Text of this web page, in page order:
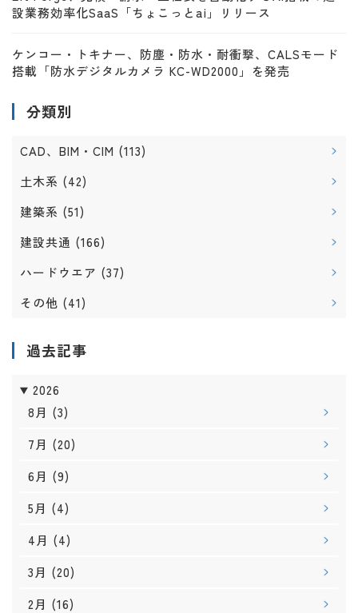
設業務効率化SaaS「ちょこっとai」リリース
ケンコー・トキナー、防塵・防水・耐衝撃、CALSモード
搭載「防水デジタルカメラ KC-WD2000」を発売
分類別
CAD、BIM・CIM (113)
土木系 (42)
建築系 (51)
建設共通 (166)
ハードウエア (37)
その他 (41)
過去記事
2026
8月 (3)
7月 (20)
6月 (9)
5月 (4)
4月 (4)
3月 (20)
2月 (16)